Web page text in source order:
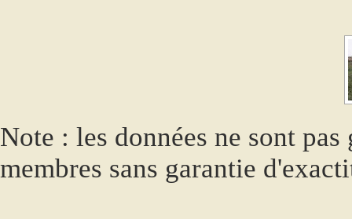
Note : les données ne sont
membres sans garantie